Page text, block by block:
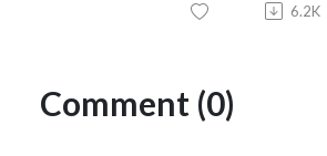
6.2K
Comment (0)